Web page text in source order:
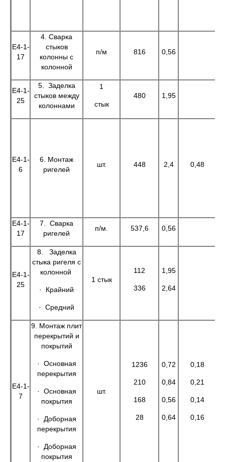
Е4-1-
17
4. Сварка
стыков
колонны с
колонной
п/м 816 0,56
Е4-1-
25
5. Заделка
стыков между
колоннами
1
стык
480 1,95
Е4-1-
6
6. Монтаж
ригелей
шт. 448 2,4 0,48
Е4-1-
17
7. Сварка
ригелей
п/м. 537,6 0,56
Е4-1-
25
8. Заделка
стыка ригеля с
колонной
· Крайний
· Средний
1 стык
112
336
1,95
2,64
Е4-1-
7
9. Монтаж плит
перекрытий и
покрытий
· Основная
перекрытия
· Основная
покрытия
· Доборная
перекрытия
· Доборная
покрытия
шт.
1236
210
168
28
0,72
0,84
0,56
0,64
0,18
0,21
0,14
0,16